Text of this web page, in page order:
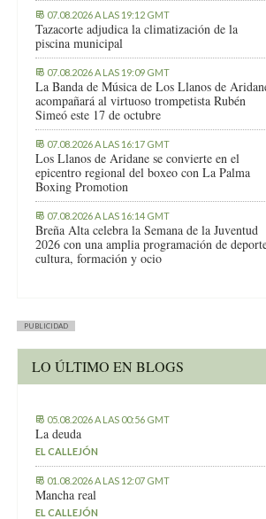
07.08.2026 A LAS 19:12 GMT
Tazacorte adjudica la climatización de la
piscina municipal
07.08.2026 A LAS 19:09 GMT
La Banda de Música de Los Llanos de
acompañará al virtuoso trompetista Rubén
Simeó este 17 de octubre
07.08.2026 A LAS 16:17 GMT
Los Llanos de Aridane se convierte en el
epicentro regional del boxeo con La Palma
Boxing Promotion
07.08.2026 A LAS 16:14 GMT
Breña Alta celebra la Semana de la Juventud
2026 con una amplia programación de
cultura, formación y ocio
PUBLICIDAD
LO ÚLTIMO EN BLOGS
05.08.2026 A LAS 00:56 GMT
La deuda
EL CALLEJÓN
01.08.2026 A LAS 12:07 GMT
Mancha real
EL CALLEJÓN